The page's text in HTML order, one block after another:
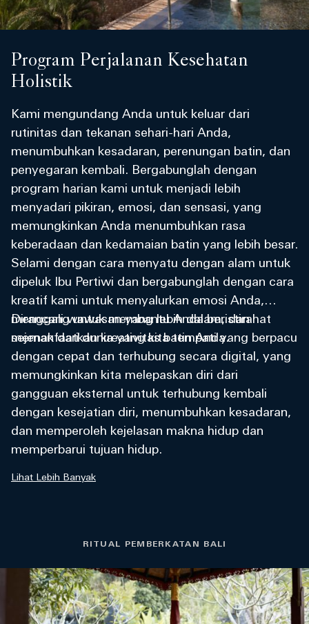
Program Perjalanan Kesehatan
Holistik
Dirancang untuk membantu Anda beristirahat
sejenak dari dunia yang kita tempati yang berpacu
dengan cepat dan terhubung secara digital, yang
memungkinkan kita melepaskan diri dari
gangguan eksternal untuk terhubung kembali
dengan kesejatian diri, menumbuhkan kesadaran,
dan memperoleh kejelasan makna hidup dan
memperbarui tujuan hidup.
Kami mengundang Anda untuk keluar dari
rutinitas dan tekanan sehari-hari Anda,
menumbuhkan kesadaran, perenungan batin, dan
penyegaran kembali. Bergabunglah dengan
program harian kami untuk menjadi lebih
menyadari pikiran, emosi, dan sensasi, yang
memungkinkan Anda menumbuhkan rasa
keberadaan dan kedamaian batin yang lebih besar.
Selami dengan cara menyatu dengan alam untuk
dipeluk Ibu Pertiwi dan bergabunglah dengan cara
kreatif kami untuk menyalurkan emosi Anda,
menggali wawasan yang lebih dalam, dan
memanfaatkan kreativitas batin Anda.
Lihat Lebih Banyak
RITUAL PEMBERKATAN BALI